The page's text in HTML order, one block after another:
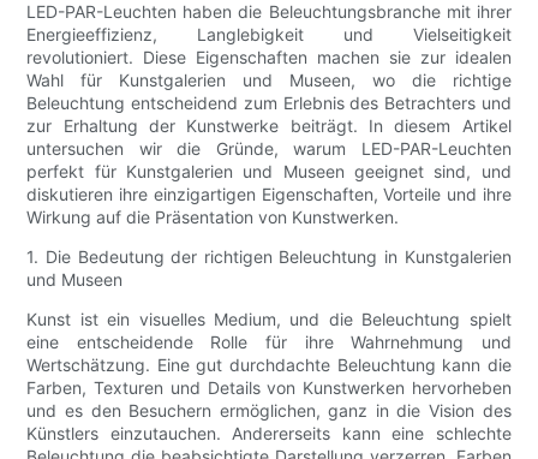
LED-PAR-Leuchten haben die Beleuchtungsbranche mit ihrer
Energieeffizienz, Langlebigkeit und Vielseitigkeit
revolutioniert. Diese Eigenschaften machen sie zur idealen
Wahl für Kunstgalerien und Museen, wo die richtige
Beleuchtung entscheidend zum Erlebnis des Betrachters und
zur Erhaltung der Kunstwerke beiträgt. In diesem Artikel
untersuchen wir die Gründe, warum LED-PAR-Leuchten
perfekt für Kunstgalerien und Museen geeignet sind, und
diskutieren ihre einzigartigen Eigenschaften, Vorteile und ihre
Wirkung auf die Präsentation von Kunstwerken.
1. Die Bedeutung der richtigen Beleuchtung in Kunstgalerien
und Museen
Kunst ist ein visuelles Medium, und die Beleuchtung spielt
eine entscheidende Rolle für ihre Wahrnehmung und
Wertschätzung. Eine gut durchdachte Beleuchtung kann die
Farben, Texturen und Details von Kunstwerken hervorheben
und es den Besuchern ermöglichen, ganz in die Vision des
Künstlers einzutauchen. Andererseits kann eine schlechte